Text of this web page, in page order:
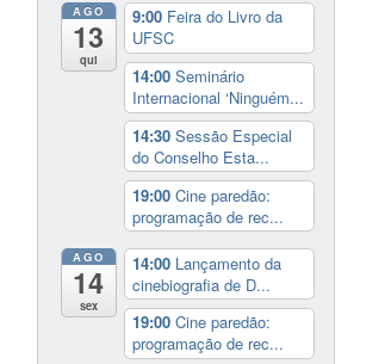
AGO
13
qui
9:00 Feira do Livro da
UFSC
14:00 Seminário
Internacional ‘Ninguém...
14:30 Sessão Especial
do Conselho Esta...
19:00 Cine paredão:
programação de rec...
AGO
14
sex
14:00 Lançamento da
cinebiografia de D...
19:00 Cine paredão:
programação de rec...